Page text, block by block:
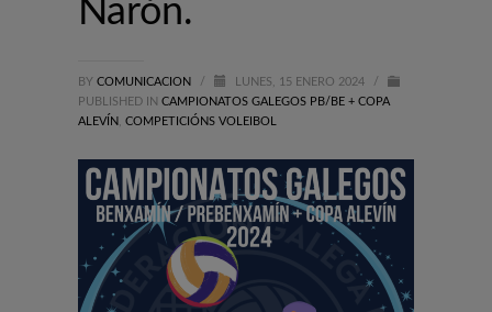
Narón.
BY COMUNICACION / LUNES, 15 ENERO 2024
/
PUBLISHED IN CAMPIONATOS GALEGOS PB/BE + COPA
ALEVÍN
COMPETICIÓNS VOLEIBOL